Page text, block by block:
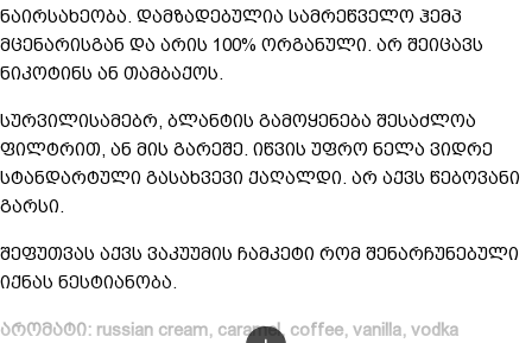
ნაირსახეობა. დამზადებულია სამრეწველო ჰემპ
მცენარისგან და არის 100% ორგანული. არ შეიცავს
ნიკოტინს ან თამბაქოს.
სურვილისამებრ, ბლანტის გამოყენება შესაძლოა
ფილტრით, ან მის გარეშე. იწვის უფრო ნელა ვიდრე
სტანდარტული გასახვევი ქაღალდი. არ აქვს წებოვანი
გარსი.
შეფუთვას აქვს ვაკუუმის ჩამკეტი რომ შენარჩუნებული
იქნას ნესტიანობა.
არომატი: russian cream, caramel, coffee, vanilla, vodka